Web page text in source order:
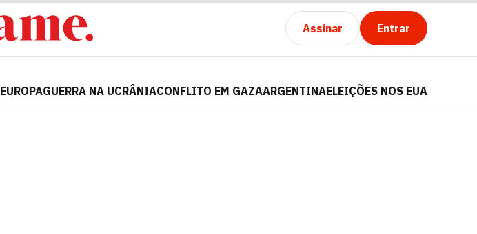
Assinar Entrar
EUROPAGUERRA NA UCRÂNIACONFLITO EM GAZAARGENTINAELEIÇÕES NOS EUA